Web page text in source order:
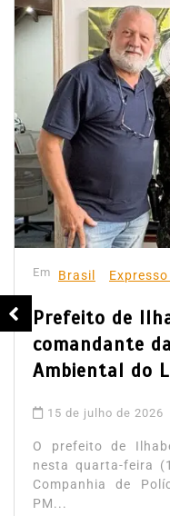
Em Brasil
Prefeito de
comandante
Ambiental do
15 de julho de 2026
O prefeito de
nesta quarta-feira
Companhia de
PM...